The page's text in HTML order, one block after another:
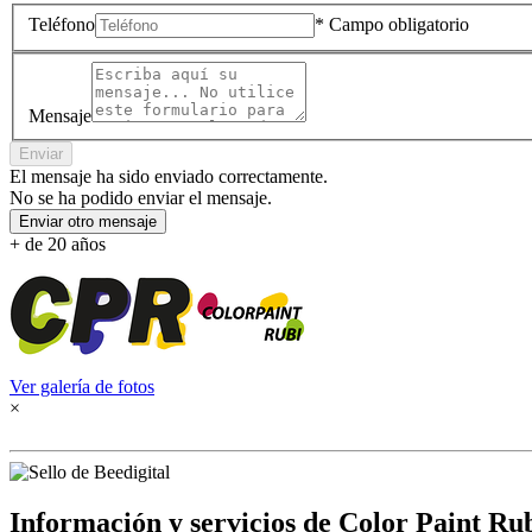
Teléfono * Campo obligatorio
Mensaje
Enviar
El mensaje ha sido enviado correctamente.
No se ha podido enviar el mensaje.
Enviar otro mensaje
+ de 20 años
Ver galería de fotos
×
Información y servicios de Color Paint